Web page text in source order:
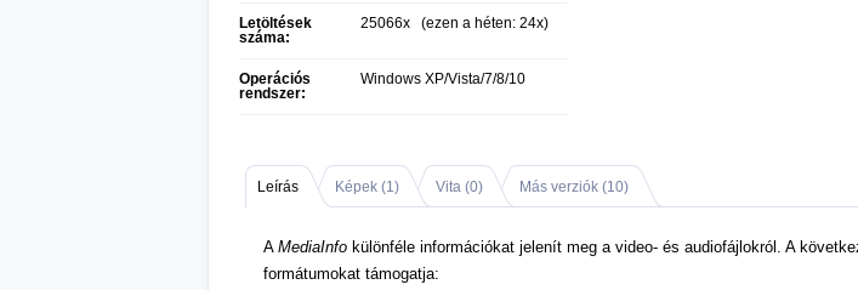
Letöltések
száma:
25066x (ezen a héten: 24x)
Operációs
rendszer:
Windows XP/Vista/7/8/10
Leírás Képek (1) Vita (0) Más verziók (10)
A MediaInfo különféle információkat jelenít meg a video- és audiofájlokról. A
formátumokat támogatja: